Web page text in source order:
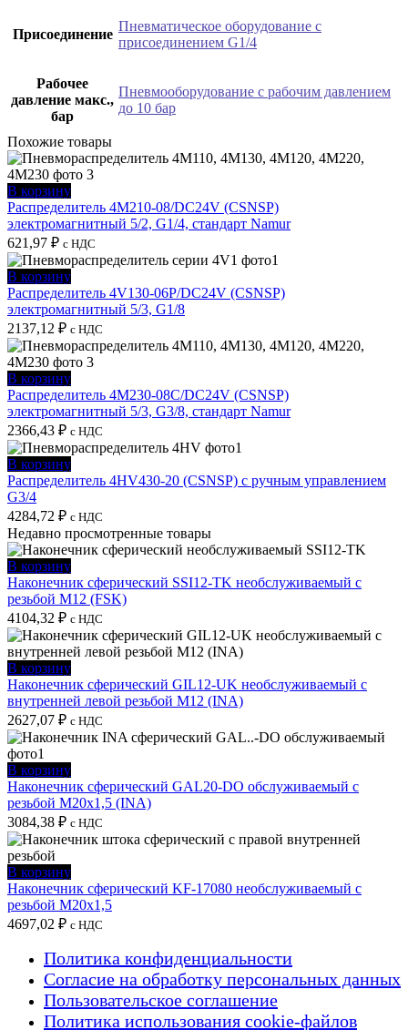
Присоединение
Пневматическое оборудование с
присоединением G1/4
Рабочее
давление макс.,
бар
Пневмооборудование с рабочим давлением
до 10 бар
Похожие товары
В корзину
Распределитель 4M210-08/DC24V (CSNSP)
электромагнитный 5/2, G1/4, стандарт Namur
621,97 ₽ с НДС
В корзину
Распределитель 4V130-06P/DC24V (CSNSP)
электромагнитный 5/3, G1/8
2137,12 ₽ с НДС
В корзину
Распределитель 4M230-08C/DC24V (CSNSP)
электромагнитный 5/3, G3/8, стандарт Namur
2366,43 ₽ с НДС
В корзину
Распределитель 4HV430-20 (CSNSP) с ручным управлением
G3/4
4284,72 ₽ с НДС
Недавно просмотренные товары
В корзину
Наконечник сферический SSI12-TK необслуживаемый с
резьбой M12 (FSK)
4104,32 ₽ с НДС
В корзину
Наконечник сферический GIL12-UK необслуживаемый с
внутренней левой резьбой M12 (INA)
2627,07 ₽ с НДС
В корзину
Наконечник сферический GAL20-DO обслуживаемый с
резьбой M20x1,5 (INA)
3084,38 ₽ с НДС
В корзину
Наконечник сферический KF-17080 необслуживаемый с
резьбой M20x1,5
4697,02 ₽ с НДС
Политика конфиденциальности
Согласие на обработку персональных данных
Пользовательское соглашение
Политика использования cookie-файлов